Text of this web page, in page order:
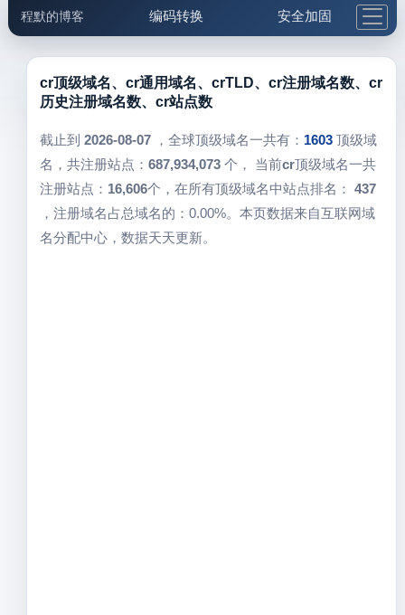
程默的博客 编码转换 安全加固
邮件工具 生活便民 更多工具
5.1支付宝大红包
cr顶级域名、cr通用域名、crTLD、cr注册域名数、cr
历史注册域名数、cr站点数
截止到 2026-08-07，全球顶级域名一共有： 1603 顶级域
名，共注册站点： 687,934,073 个， 当前cr顶级域名一共
注册站点： 16,606个，在所有顶级域名中站点排名： 437
，注册域名占总域名的：0.00%。本页数据来自互联网域
名分配中心，数据天天更新。